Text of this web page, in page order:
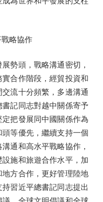
略協作
勢頭，戰略溝通密切，
合作階段，經貿投資和
流十分頻繁，多邊溝通
記同志對越中關係寄予
把發展同中國關係作為
等優先，繼續支持一個
通和高水平戰略協作，
施和旅遊合作水平，加
方合作，更好管理陸地
習近平總書記同志提出